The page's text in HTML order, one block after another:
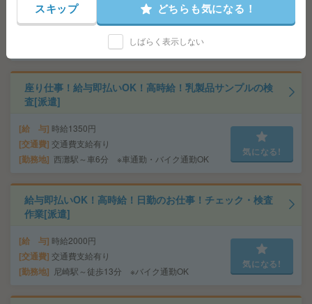
給 与 時給1300円
住吉駅～徒歩3分 ※車通勤・バイク通勤OK
座り仕事！給与即払いOK！高時給！乳製品サンプルの検
査[派遣]
給 与 時給1350円
交通費 交通費支給有り
勤務地 西灘駅～車6分 ※車通勤・バイク通勤OK
気になる!
給与即払いOK！高時給！日勤のお仕事！チェック・検査
作業[派遣]
給 与 時給2000円
交通費 交通費支給有り
勤務地 尼崎駅～徒歩13分 ※バイク通勤OK
気になる!
スキップ どちらも気になる！
しばらく表示しない